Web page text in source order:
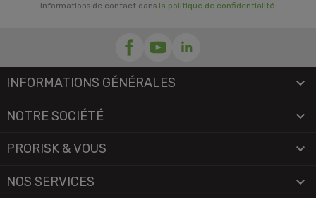
informations de contact dans la politique de confidentialité.
INFORMATIONS GÉNÉRALES 
NOTRE SOCIÉTÉ 
PRORISK & VOUS 
NOS SERVICES 